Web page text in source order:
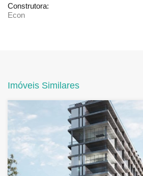
Construtora:
Econ
Imóveis Similares